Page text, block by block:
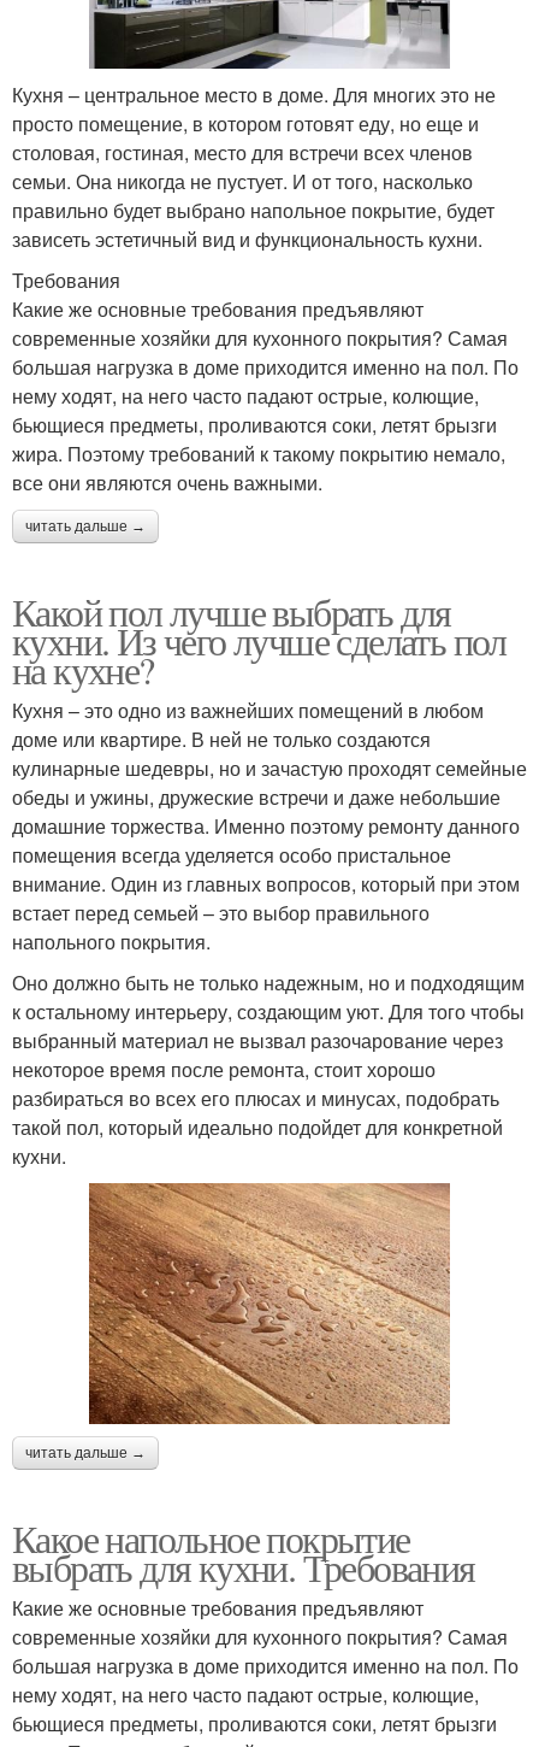
Кухня – центральное место в доме. Для многих это не
просто помещение, в котором готовят еду, но еще и
столовая, гостиная, место для встречи всех членов
семьи. Она никогда не пустует. И от того, насколько
правильно будет выбрано напольное покрытие, будет
зависеть эстетичный вид и функциональность кухни.
Требования
Какие же основные требования предъявляют
современные хозяйки для кухонного покрытия? Самая
большая нагрузка в доме приходится именно на пол. По
нему ходят, на него часто падают острые, колющие,
бьющиеся предметы, проливаются соки, летят брызги
жира. Поэтому требований к такому покрытию немало,
все они являются очень важными.
читать дальше →
Какой пол лучше выбрать для
кухни. Из чего лучше сделать пол
на кухне?
Кухня – это одно из важнейших помещений в любом
доме или квартире. В ней не только создаются
кулинарные шедевры, но и зачастую проходят семейные
обеды и ужины, дружеские встречи и даже небольшие
домашние торжества. Именно поэтому ремонту данного
помещения всегда уделяется особо пристальное
внимание. Один из главных вопросов, который при этом
встает перед семьей – это выбор правильного
напольного покрытия.
Оно должно быть не только надежным, но и подходящим
к остальному интерьеру, создающим уют. Для того чтобы
выбранный материал не вызвал разочарование через
некоторое время после ремонта, стоит хорошо
разбираться во всех его плюсах и минусах, подобрать
такой пол, который идеально подойдет для конкретной
кухни.
читать дальше →
Какое напольное покрытие
выбрать для кухни. Требования
Какие же основные требования предъявляют
современные хозяйки для кухонного покрытия? Самая
большая нагрузка в доме приходится именно на пол. По
нему ходят, на него часто падают острые, колющие,
бьющиеся предметы, проливаются соки, летят брызги